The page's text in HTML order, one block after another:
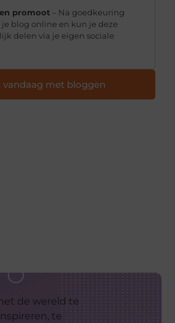
promoot – Na goedkeuring
blog online en kun je deze
delen via je eigen sociale
vandaag met bloggen
de wereld te
te